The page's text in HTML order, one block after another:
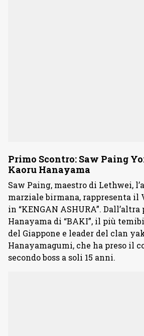
Primo Scontro: Saw Paing
Kaoru Hanayama
Saw Paing, maestro di Lethwei,
marziale birmana, rappresenta il
in “KENGAN ASHURA”. Dall’altra
Hanayama di “BAKI”, il più
del Giappone e leader del clan
Hanayamagumi, che ha preso il
secondo boss a soli 15 anni.